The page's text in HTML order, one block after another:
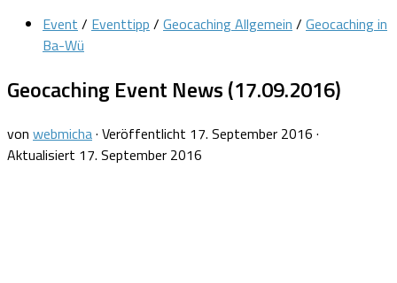
Event / Eventtipp / Geocaching Allgemein / Geocaching in
Ba-Wü
Geocaching Event News (17.09.2016)
von webmicha· Veröffentlicht 17. September 2016 ·
Aktualisiert 17. September 2016